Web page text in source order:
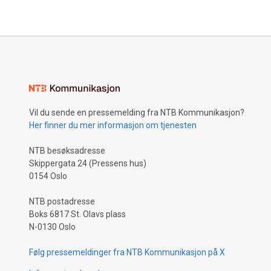
Vil du sende en pressemelding fra NTB Kommunikasjon?
Her finner du mer informasjon om tjenesten
NTB besøksadresse
Skippergata 24 (Pressens hus)
0154 Oslo
NTB postadresse
Boks 6817 St. Olavs plass
N-0130 Oslo
Følg pressemeldinger fra NTB Kommunikasjon på X